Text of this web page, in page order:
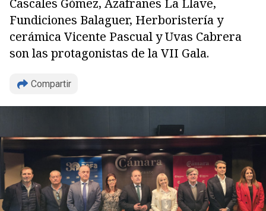
Cascales Gómez, Azafranes La Llave,
Fundiciones Balaguer, Herboristería y
cerámica Vicente Pascual y Uvas Cabrera
son las protagonistas de la VII Gala.
Compartir